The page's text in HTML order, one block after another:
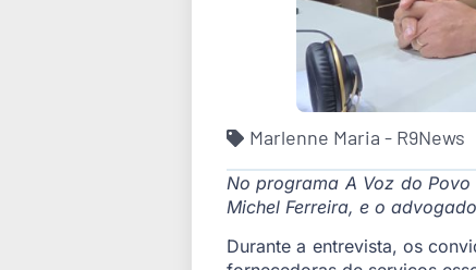
Marlenne Maria - R9News
No programa A Voz do
Michel Ferreira, e o
Durante a entrevista, os